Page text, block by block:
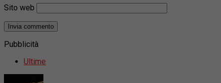
Sito web
Pubblicità
Ultime